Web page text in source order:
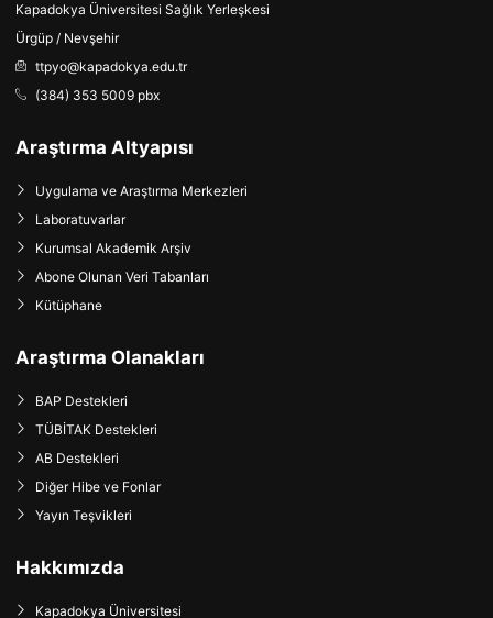
Kapadokya Üniversitesi Sağlık Yerleşkesi
Ürgüp / Nevşehir
ttpyo@kapadokya.edu.tr
(384) 353 5009 pbx
Araştırma Altyapısı
Uygulama ve Araştırma Merkezleri
Laboratuvarlar
Kurumsal Akademik Arşiv
Abone Olunan Veri Tabanları
Kütüphane
Araştırma Olanakları
BAP Destekleri
TÜBİTAK Destekleri
AB Destekleri
Diğer Hibe ve Fonlar
Yayın Teşvikleri
Hakkımızda
Kapadokya Üniversitesi